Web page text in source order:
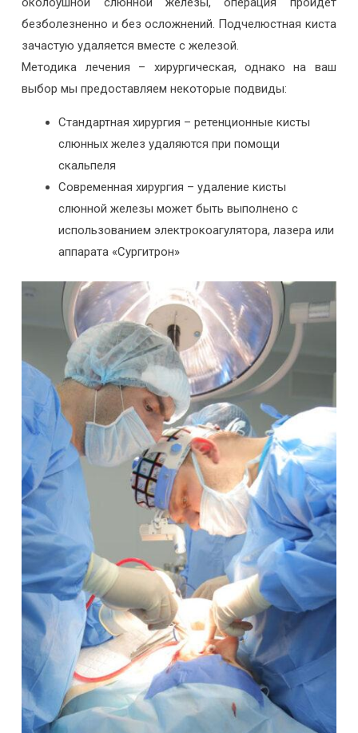
безболезненно и без осложнений. Подчелюстная киста
зачастую удаляется вместе с железой.
Методика лечения – хирургическая, однако на ваш
выбор мы предоставляем некоторые подвиды:
Стандартная хирургия – ретенционные кисты
слюнных желез удаляются при помощи
скальпеля
Современная хирургия – удаление кисты
слюнной железы может быть выполнено с
использованием электрокоагулятора, лазера или
аппарата «Сургитрон»